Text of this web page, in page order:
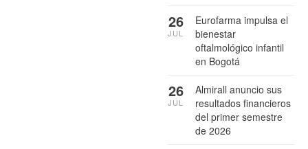
Eurofarma impulsa el
bienestar
oftalmológico infantil
en Bogotá
26
JUL
Almirall anuncio sus
resultados financieros
del primer semestre
de 2026
26
JUL